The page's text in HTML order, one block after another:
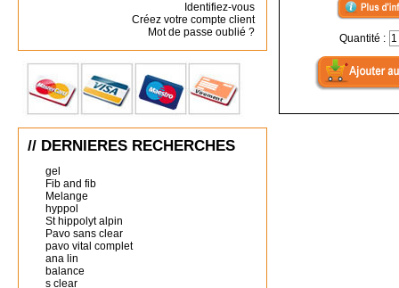
Identifiez-vous
Créez votre compte client
Mot de passe oublié ?
// DERNIERES RECHERCHES
gel
Fib and fib
Melange
hyppol
St hippolyt alpin
Pavo sans clear
pavo vital complet
ana lin
balance
s clear
Quantité :